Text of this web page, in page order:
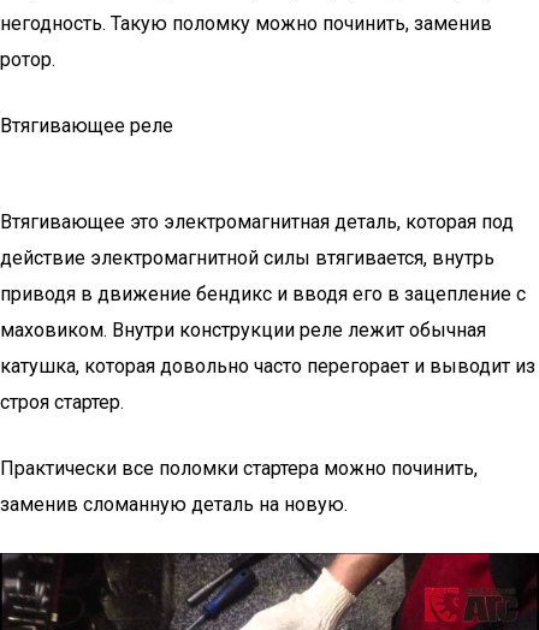
негодность. Такую поломку можно починить, заменив
ротор.
Втягивающее реле
Втягивающее это электромагнитная деталь, которая под
действие электромагнитной силы втягивается, внутрь
приводя в движение бендикс и вводя его в зацепление с
маховиком. Внутри конструкции реле лежит обычная
катушка, которая довольно часто перегорает и выводит из
строя стартер.
Практически все поломки стартера можно починить,
заменив сломанную деталь на новую.